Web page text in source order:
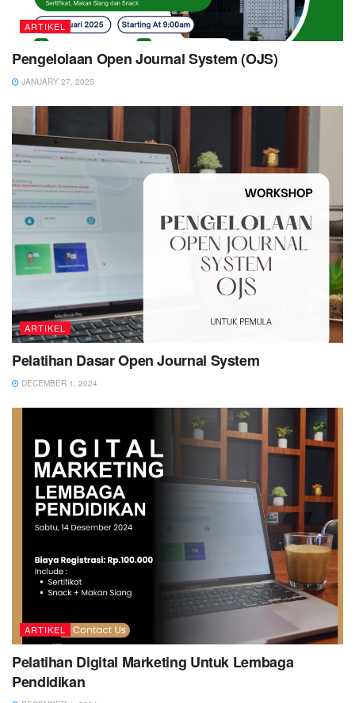
ARTIKEL
Pengelolaan Open Journal System (OJS)
JANUARY 27, 2025
ARTIKEL
Pelatihan Dasar Open Journal System
DECEMBER 1, 2024
ARTIKEL
Pelatihan Digital Marketing Untuk Lembaga
Pendidikan